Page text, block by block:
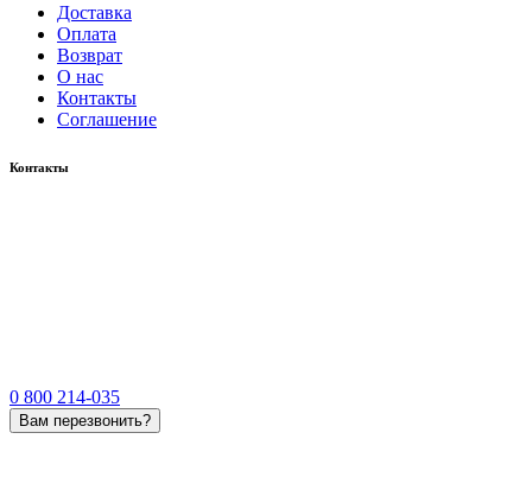
Доставка
Оплата
Возврат
О нас
Контакты
Соглашение
Контакты
0 800 214-035
Вам перезвонить?